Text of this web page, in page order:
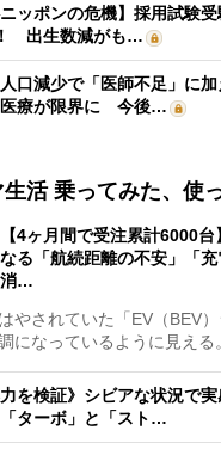
ニッポンの危機】採用試験
出生数減がも…
人口減少で「医師不足」に
医療が限界に 今後…
活 乗ってみた、使
【4ヶ月間で受注累計6000
なる「航続距離の不安」「
消…
やされていた「EV（BEV）
になっているように見え
力を検証》シビアな状況で
ターボ」と「スト…